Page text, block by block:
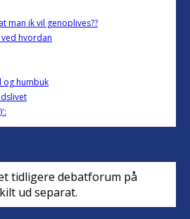
man ik vil genoplives??
hvordan
og humbuk
tidligere debatforum på
ud separat.